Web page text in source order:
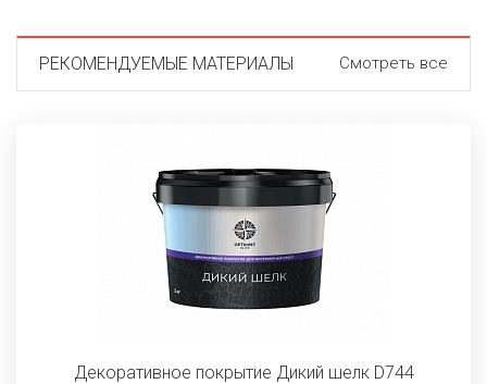
РЕКОМЕНДУЕМЫЕ МАТЕРИАЛЫ Смотреть все
Декоративное покрытие Дикий шелк D744